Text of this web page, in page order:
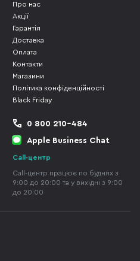
Про нас
Акції
Гарантія
Доставка
Оплата
Контакти
Магазини
Політика конфіденційності
Black Friday
0 800 210-484
Apple Business Chat
Call-центр
Call-центр працює по буднях з
9:00 до 20:00 та у вихідні з 9:00
до 20:00